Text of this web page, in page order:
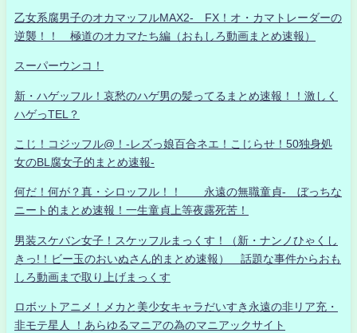
乙女系腐男子のオカマッフルMAX2- FX！オ・カマトレーダーの
逆襲！！ 極道のオカマたち編（おもしろ動画まとめ速報）
スーパーウンコ！
新・ハゲッフル！哀愁のハゲ男の髪ってるまとめ速報！！激しく
ハゲっTEL？
こじ！コジッフル@！-レズっ娘百合ネエ！こじらせ！50独身処
女のBL腐女子的まとめ速報-
何だ！何が？真・シロッフル！！ 永遠の無職童貞- ぼっちな
ニート的まとめ速報！一生童貞上等夜露死苦！
男装スケバン女子！スケッフルまっくす！（新・ナンノひゃくし
きっ!！ビー玉のおいぬさん的まとめ速報） 話題な事件からおも
しろ動画まで取り上げまっくす
ロボットアニメ！メカと美少女キャラだいすき永遠の非リア充・
非モテ星人 ！あらゆるマニアの為のマニアックサイト